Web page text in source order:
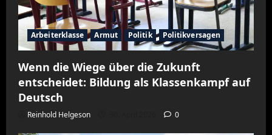
Arbeiterklasse Armut Politik Politikversagen
Wenn die Wiege über die Zukunft
entscheidet: Bildung als Klassenkampf auf
Deutsch
Reinhold Helgeson 0